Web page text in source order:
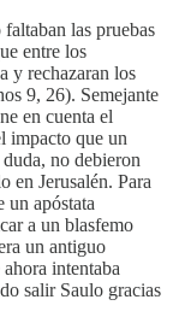
las pruebas
entre los
y rechazaran los
9, 26). Semejante
en cuenta el
impacto que un
no debieron
en Jerusalén. Para
un apóstata
a un blasfemo
un antiguo
intentaba
salir Saulo gracias